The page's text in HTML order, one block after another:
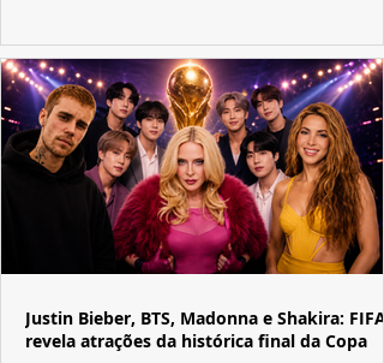
Justin Bieber, BTS, Madonna e Shakira: FIFA
revela atrações da histórica final da Copa